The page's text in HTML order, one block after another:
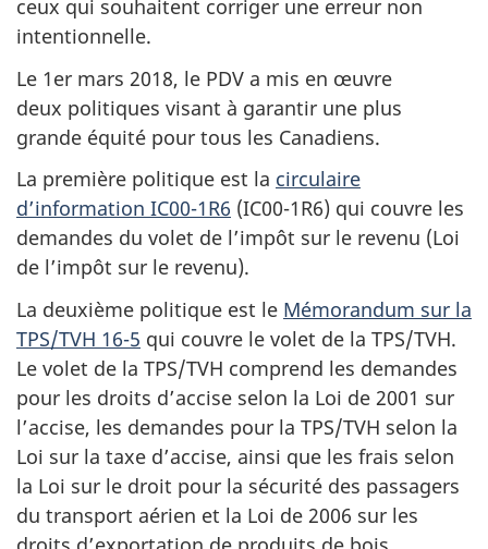
ceux qui souhaitent corriger une erreur non
intentionnelle.
Le 1er mars 2018, le PDV a mis en œuvre
deux politiques visant à garantir une plus
grande équité pour tous les Canadiens.
La première politique est la circulaire
d’information IC00-1R6 (IC00-1R6) qui couvre les
demandes du volet de l’impôt sur le revenu (Loi
de l’impôt sur le revenu).
La deuxième politique est le Mémorandum sur la
TPS/TVH 16-5 qui couvre le volet de la TPS/TVH.
Le volet de la TPS/TVH comprend les demandes
pour les droits d’accise selon la Loi de 2001 sur
l’accise, les demandes pour la TPS/TVH selon la
Loi sur la taxe d’accise, ainsi que les frais selon
la Loi sur le droit pour la sécurité des passagers
du transport aérien et la Loi de 2006 sur les